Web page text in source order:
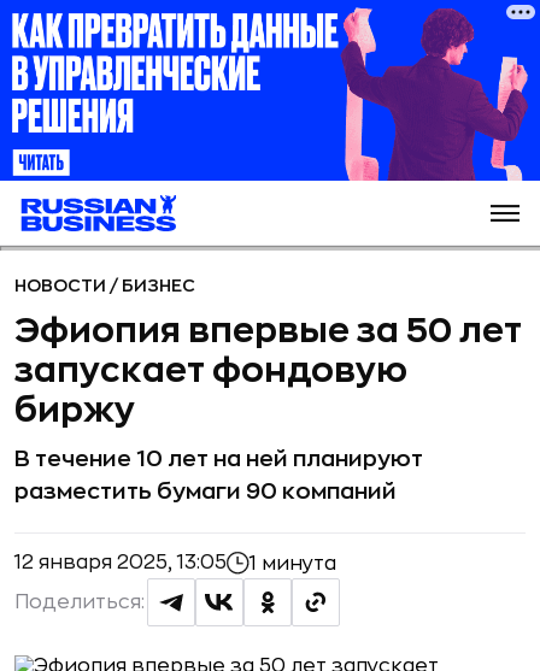
НОВОСТИ / БИЗНЕС
Эфиопия впервые за 50 лет
запускает фондовую
биржу
В течение 10 лет на ней планируют
разместить бумаги 90 компаний
12 января 2025, 13:05 1 минута
Поделиться: